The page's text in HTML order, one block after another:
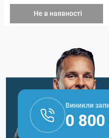
Не в наявності
Виникли
0